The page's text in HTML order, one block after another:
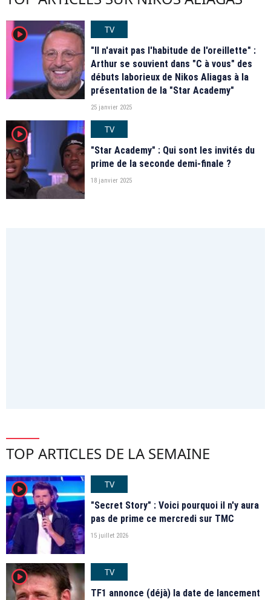
player2
TV
"Il n'avait pas l'habitude de l'oreillette" :
Arthur se souvient dans "C à vous" des
débuts laborieux de Nikos Aliagas à la
présentation de la "Star Academy"
25 janvier 2025
player2
TV
"Star Academy" : Qui sont les invités du
prime de la seconde demi-finale ?
18 janvier 2025
TOP ARTICLES DE LA SEMAINE
player2
TV
"Secret Story" : Voici pourquoi il n'y aura
pas de prime ce mercredi sur TMC
15 juillet 2026
player2
TV
TF1 annonce (déjà) la date de lancement